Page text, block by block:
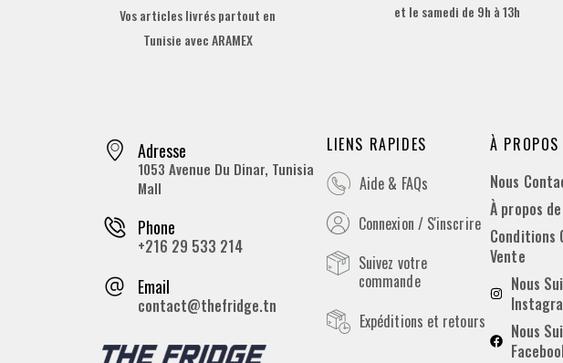
Vos articles livrés partout en
Tunisie avec ARAMEX
et le samedi de 9h à 13h
Adresse
1053 Avenue Du Dinar, Tunisia
Mall
Phone
+216 29 533 214
Email
contact@thefridge.tn
LIENS RAPIDES
Aide & FAQs
Connexion / S'inscrire
Suivez votre
commande
Expéditions et retours
À
Nous
À propos
Conditions
Vente
Nous
Nous